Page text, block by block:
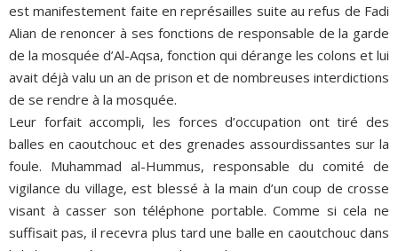
est manifestement faite en représailles suite au refus de Fadi
Alian de renoncer à ses fonctions de responsable de la garde
de la mosquée d’Al-Aqsa, fonction qui dérange les colons et lui
avait déjà valu un an de prison et de nombreuses interdictions
de se rendre à la mosquée.
Leur forfait accompli, les forces d’occupation ont tiré des
balles en caoutchouc et des grenades assourdissantes sur la
foule. Muhammad al-Hummus, responsable du comité de
vigilance du village, est blessé à la main d’un coup de crosse
visant à casser son téléphone portable. Comme si cela ne
suffisait pas, il recevra plus tard une balle en caoutchouc dans